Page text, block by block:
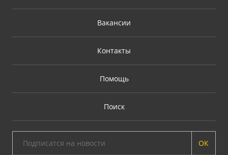
Вакансии
Контакты
Помощь
Поиск
ОК